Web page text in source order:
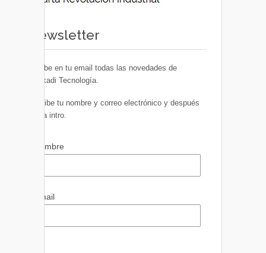
Newsletter
Recibe en tu email todas las novedades de
Euskadi Tecnología.
Escribe tu nombre y correo electrónico y después
pulsa intro.
Nombre
Email